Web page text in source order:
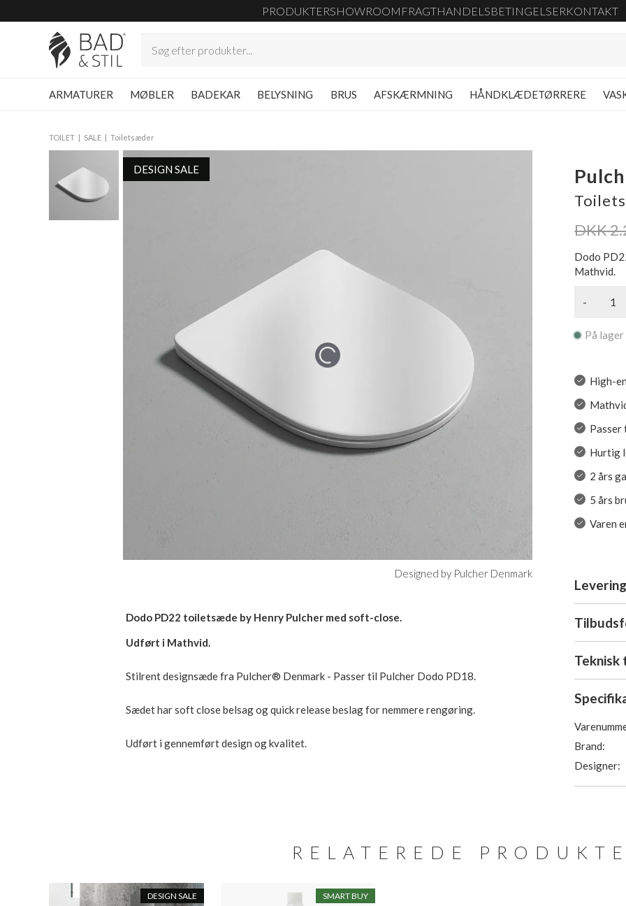
PRODUKTERSHOWROOM FRAGTHANDELSBETINGELSERKONTAKT
ARMATURER MØBLER BADEKAR BELYSNING BRUS AFSKÆRMNING HÅNDKLÆDETØRRERE
TOILET SALE Toiletsæder
DESIGN SALE
Designed by Pulcher Denmark
Dodo PD22 toiletsæde by Henry Pulcher med soft-close.
Udført i Mathvid.
Stilrent designsæde fra Pulcher® Denmark - Passer til Pulcher Dodo PD18.
Sædet har soft close belsag og quick release beslag for nemmere rengøring.
Udført i gennemført design og kvalitet.
DKK
Dodo
Mathvid.
-
På
High-
Passer
Hurtig
2 års
5 års
Varen
Teknisk
Brand:
Designer:
RELATEREDE
DESIGN SALE SMART BUY